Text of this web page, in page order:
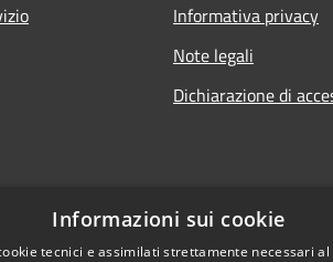
Informativa privacy
Note legali
Dichiarazione di
Informazioni sui cookie
tecnici e assimilati strettamente necessari